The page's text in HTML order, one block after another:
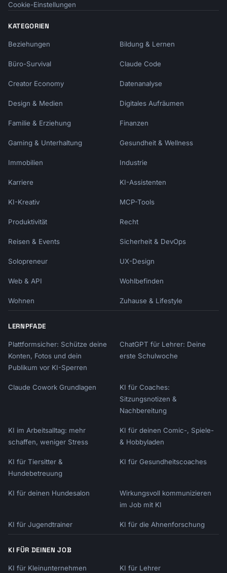
Cookie-Einstellungen
KATEGORIEN
Beziehungen Bildung & Lernen
Büro-Survival Claude Code
Creator Economy Datenanalyse
Design & Medien Digitales Aufräumen
Familie & Erziehung Finanzen
Gaming & Unterhaltung Gesundheit & Wellness
Immobilien Industrie
Karriere KI-Assistenten
KI-Kreativ MCP-Tools
Produktivität Recht
Reisen & Events Sicherheit & DevOps
Solopreneur UX-Design
Web & API Wohlbefinden
Wohnen Zuhause & Lifestyle
LERNPFADE
Plattformsicher: Schütze deine
Konten, Fotos und dein
Publikum vor KI-Sperren
ChatGPT für Lehrer: Deine
erste Schulwoche
Claude Cowork Grundlagen
KI für Coaches:
Sitzungsnotizen &
Nachbereitung
KI im Arbeitsalltag: mehr
schaffen, weniger Stress
KI für deinen Comic-, Spiele-
& Hobbyladen
KI für Tiersitter &
Hundebetreuung
KI für Gesundheitscoaches
KI für deinen Hundesalon
Wirkungsvoll kommunizieren
im Job mit KI
KI für Jugendtrainer KI für die Ahnenforschung
KI FÜR DEINEN JOB
KI für Kleinunternehmen KI für Lehrer